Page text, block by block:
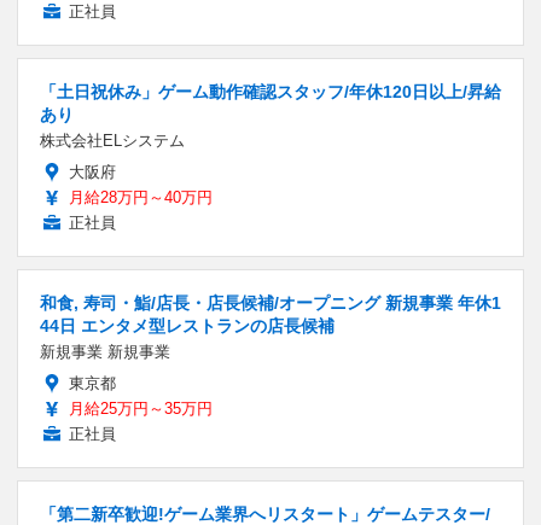
正社員
「土日祝休み」ゲーム動作確認スタッフ/年休120日以上/昇給
あり
株式会社ELシステム
大阪府
月給28万円～40万円
正社員
和食, 寿司・鮨/店長・店長候補/オープニング 新規事業 年休1
44日 エンタメ型レストランの店長候補
新規事業 新規事業
東京都
月給25万円～35万円
正社員
「第二新卒歓迎!ゲーム業界へリスタート」ゲームテスター/